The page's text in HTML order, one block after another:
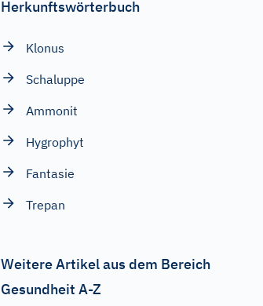
Herkunftswörterbuch
Klonus
Schaluppe
Ammonit
Hygrophyt
Fantasie
Trepan
Weitere Artikel aus dem Bereich
Gesundheit A-Z